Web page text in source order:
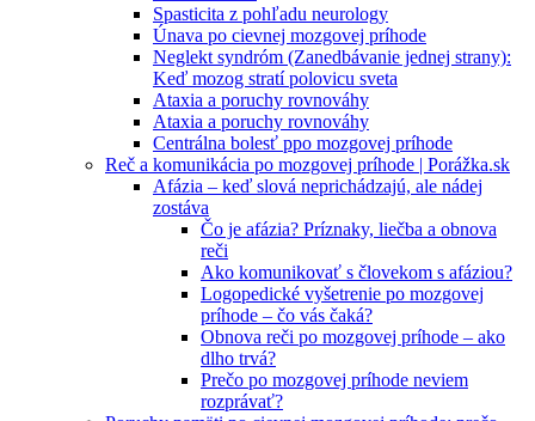
Spasticita z pohľadu neurology
Únava po cievnej mozgovej príhode
Neglekt syndróm (Zanedbávanie jednej strany):
Keď mozog stratí polovicu sveta
Ataxia a poruchy rovnováhy
Ataxia a poruchy rovnováhy
Centrálna bolesť ppo mozgovej príhode
Reč a komunikácia po mozgovej príhode | Porážka.sk
Afázia – keď slová neprichádzajú, ale nádej
zostáva
Čo je afázia? Príznaky, liečba a obnova
reči
Ako komunikovať s človekom s afáziou?
Logopedické vyšetrenie po mozgovej
príhode – čo vás čaká?
Obnova reči po mozgovej príhode – ako
dlho trvá?
Prečo po mozgovej príhode neviem
rozprávať?